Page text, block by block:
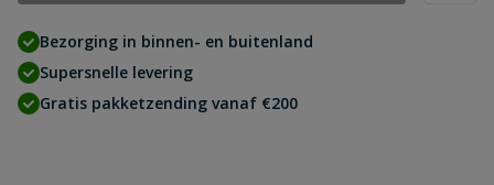
Bezorging in binnen- en buitenland
Supersnelle levering
Gratis pakketzending vanaf €200